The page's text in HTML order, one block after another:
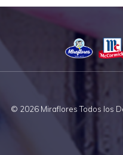
© 2026 Miraflores Todos los